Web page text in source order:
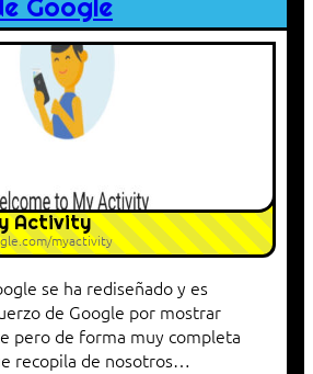
Google
Activity
myactivity
se ha rediseñado y es
de Google por mostrar
pero de forma muy completa
recopila de nosotros…